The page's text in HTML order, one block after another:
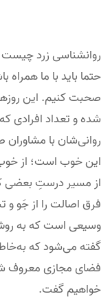
روانشناسی زرد چیست
حتما باید با ما همراه
صحبت کنیم. این
شده و تعداد افرادی
روانی‌شان با
این خوب است؛ از
از مسیر درستِ بعضی
فرق اصالت را از جَو و
وسیعی است که به
گفته می‌شود که
فضای مجازی معروف
خواهیم گفت.